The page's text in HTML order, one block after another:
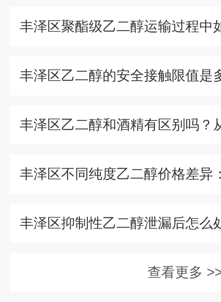
查看更多